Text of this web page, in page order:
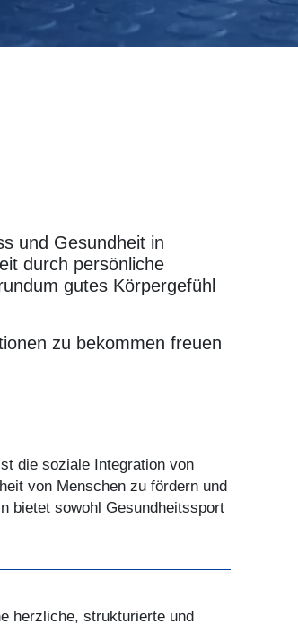
und Gesundheit in
durch persönliche
gutes Körpergefühl
zu bekommen freuen
die soziale Integration von
von Menschen zu fördern und
bietet sowohl Gesundheitssport
herzliche, strukturierte und